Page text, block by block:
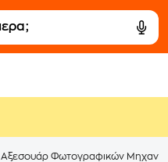
Αξεσουάρ Φωτογραφικών